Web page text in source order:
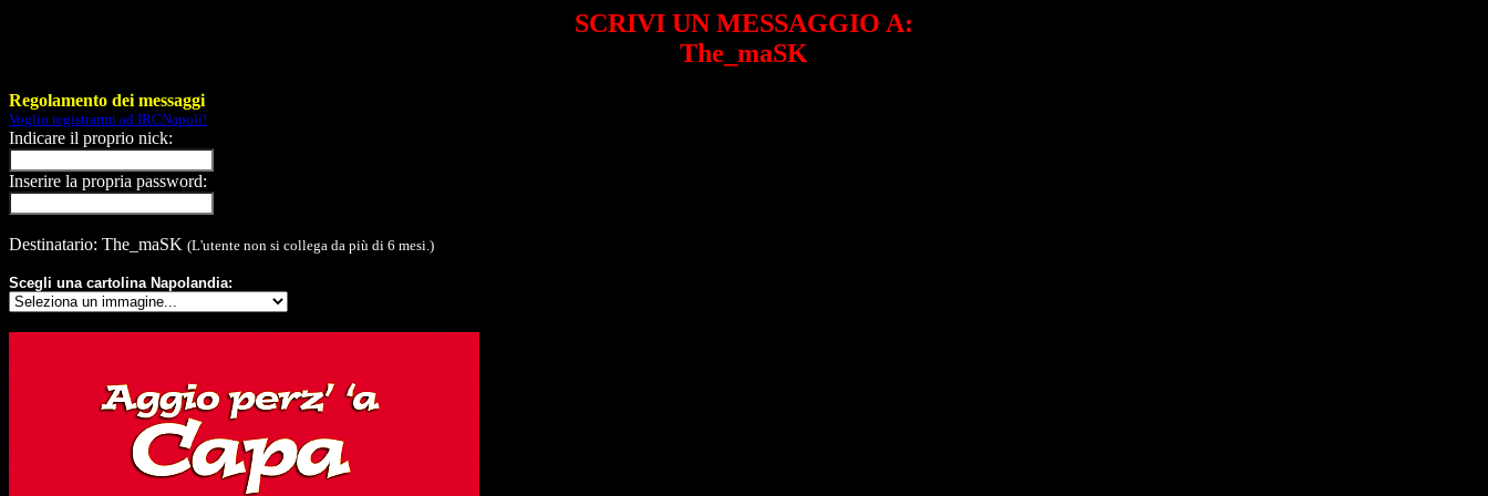
SCRIVI UN MESSAGGIO A:
The_maSK
Regolamento dei messaggi
Voglio registrarmi ad IRCNapoli!
Indicare il proprio nick:
Inserire la propria password:
Destinatario: The_maSK (L'utente non si collega da più di 6 mesi.)
Scegli una cartolina Napolandia: